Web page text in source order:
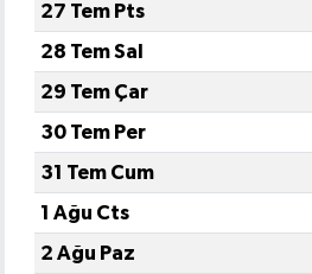
27 Tem Pts
28 Tem Sal
29 Tem Çar
30 Tem Per
31 Tem Cum
1 Ağu Cts
2 Ağu Paz